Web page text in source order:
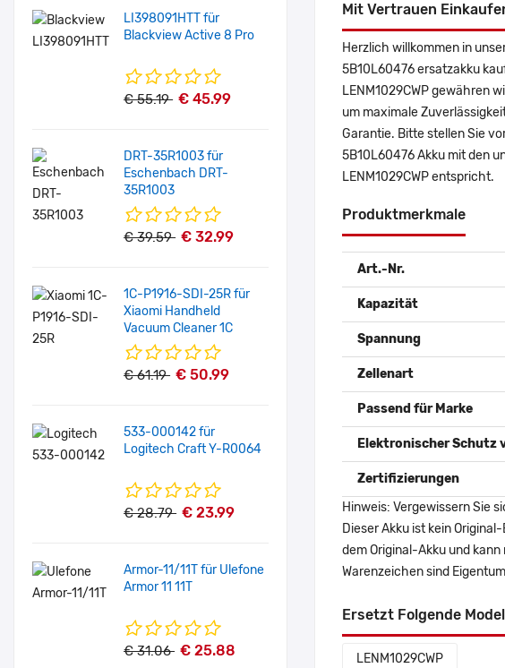
LI398091HTT für
Blackview Active 8 Pro
€ 55.19 € 45.99
DRT-35R1003 für
Eschenbach DRT-
35R1003
€ 39.59 € 32.99
1C-P1916-SDI-25R für
Xiaomi Handheld
Vacuum Cleaner 1C
€ 61.19 € 50.99
533-000142 für
Logitech Craft Y-R0064
€ 28.79 € 23.99
Armor-11/11T für Ulefone
Armor 11 11T
€ 31.06 € 25.88
Mit Vertrauen
Herzlich willkommen in
5B10L60476 ersatzakku
LENM1029CWP gewähren
um maximale
Garantie. Bitte stellen Sie
5B10L60476 Akku mit den
LENM1029CWP entspricht.
Produktmerkmale
Art.-Nr.
Kapazität
Spannung
Zellenart
Passend für Marke
Elektronischer Schutz
Zertifizierungen
Hinweis: Vergewissern Sie
Dieser Akku ist kein
dem Original-Akku und
Warenzeichen sind
Ersetzt Folgende
LENM1029CWP